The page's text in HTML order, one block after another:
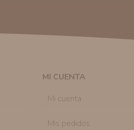
la cancelación de comunicaciones
nuestra entidad que esté debidamente
sobre usted, corregirla y eliminarla,
MI CUENTA
Mi cuenta
Mis pedidos